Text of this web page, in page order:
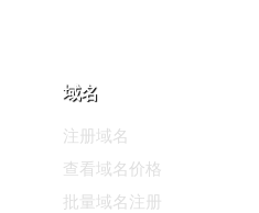
域名
注册域名
查看域名价格
批量域名注册